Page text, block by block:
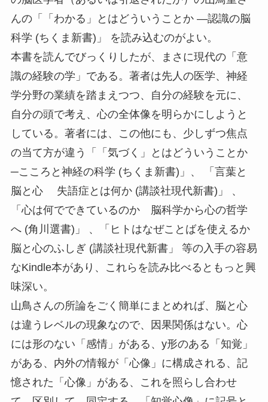
んの「「わかる」とはどういうことか ―認識の脳
科学 (ちくま新書)」 を読み込むのがよい。
本書を読んでびっくりしたが、まさに現代の「意
識の経験の学」である。著者は先人の医学、神経
学分野の業績を踏まえつつ、自分の経験を元に、
自分の頭で考え、心の全体像を明らかにしようと
している。著者には、この他にも、少しずつ焦点
の当て方が違う「「気づく」とはどういうことか
─こころと神経の科学 (ちくま新書)」、 「言葉と
脳と心 失語症とは何か (講談社現代新書)」 、
「心は何でできているのか 脳科学から心の哲学
へ (角川選書)」 、「ヒトはなぜことばを使えるか
脳と心のふしぎ (講談社現代新書」 等の入手の容易
なKindle本があり、これらを読み比べるともっと興
味深い。
山鳥さんの所論をごく簡単にまとめれば、脳と心
は違うレベルの現象なので、因果関係はない。心
には形のない「感情」がある、y形のある「知覚」
がある、内外の情報が「心像」に構成される、記
憶された「心像」がある、これを照らし合わせ